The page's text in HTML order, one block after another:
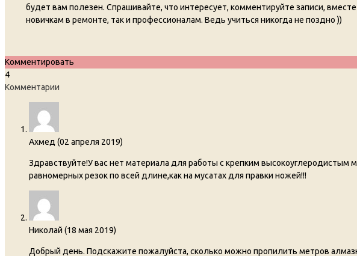
будет вам полезен. Спрашивайте, что интересует, комментируйте записи,
новичкам в ремонте, так и профессионалам. Ведь учиться никогда не поздно ))
Комментировать
4
Комментарии
Ахмед (02 апреля 2019)
Здравствуйте!У вас нет материала для работы с крепким
равномерных резок по всей длине,как на мусатах для правки ножей!!!
Николай (18 мая 2019)
Добрый день. Подскажите пожалуйста, сколько можно пропилить метров